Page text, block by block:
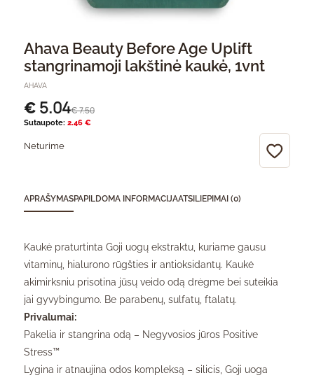
Ahava Beauty Before Age Uplift
stangrinamoji lakštinė kaukė, 1vnt
AHAVA
€ 5.04€7.50
Sutaupote: 2.46 €
Neturime
APRAŠYMASPAPILDOMA INFORMACIJAATSILIEPIMAI (0)
Kaukė praturtinta Goji uogų ekstraktu, kuriame gausu
vitaminų, hialurono rūgšties ir antioksidantų. Kaukė
akimirksniu prisotina jūsų veido odą drėgme bei suteikia
jai gyvybingumo. Be parabenų, sulfatų, ftalatų.
Privalumai:
Pakelia ir stangrina odą – Negyvosios jūros Positive
Stress™
Lygina ir atnaujina odos kompleksą – silicis, Goji uoga